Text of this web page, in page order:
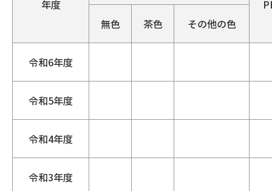
年度
無色
茶色 その他の色
令和6年度
令和5年度
令和4年度
令和3年度